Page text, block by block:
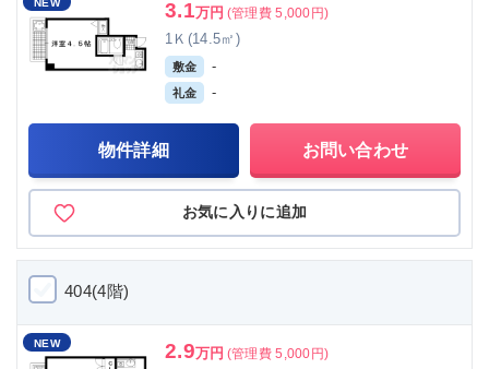
3.1万円 (管理費 5,000円)
1Ｋ(14.5㎡)
敷金 -
礼金 -
物件詳細 お問い合わせ
お気に入りに追加
404(4階)
NEW 2.9万円 (管理費 5,000円)